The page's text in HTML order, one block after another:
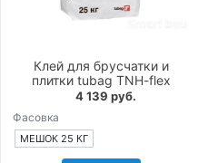
Клей для брусчатки и
плитки tubag TNH-flex
4 139 руб.
Фасовка
МЕШОК 25 КГ